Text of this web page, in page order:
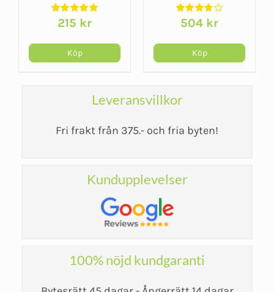
motstånd för
starkare grepp
215 kr
Köp
– för stolar med
hårt ryggstöd
504 kr
Köp
Leveransvillkor
Fri frakt från 375.- och fria byten!
Kundupplevelser
100% nöjd kundgaranti